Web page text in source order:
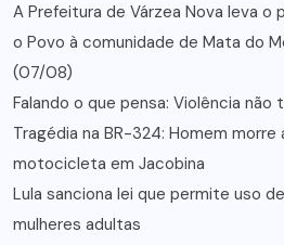
A Prefeitura de Várzea Nova leva o
o Povo à comunidade de Mata do
(07/08)
Falando o que pensa: Violência não
Tragédia na BR-324: Homem
motocicleta em Jacobina
Lula sanciona lei que permite uso
mulheres adultas